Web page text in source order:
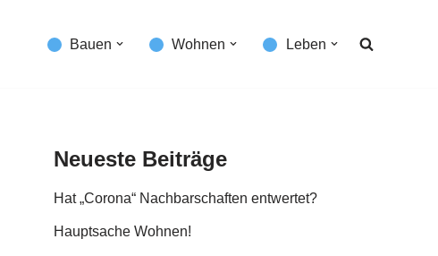
Bauen Wohnen Leben
Neueste Beiträge
Hat „Corona“ Nachbarschaften entwertet?
Hauptsache Wohnen!